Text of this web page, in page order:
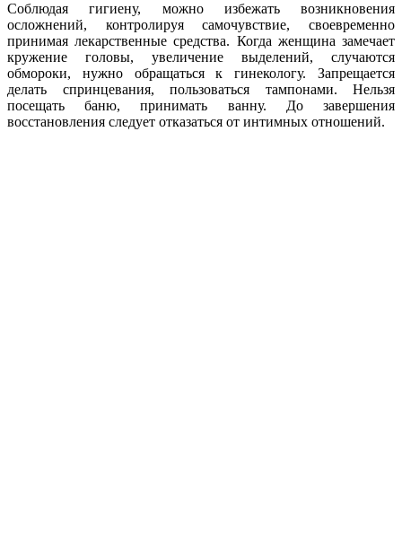
Соблюдая гигиену, можно избежать возникновения
осложнений, контролируя самочувствие, своевременно
принимая лекарственные средства. Когда женщина замечает
кружение головы, увеличение выделений, случаются
обмороки, нужно обращаться к гинекологу. Запрещается
делать спринцевания, пользоваться тампонами. Нельзя
посещать баню, принимать ванну. До завершения
восстановления следует отказаться от интимных отношений.